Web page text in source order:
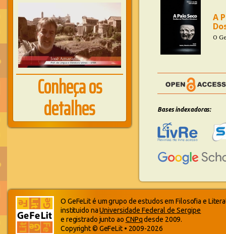
Conheça os
detalhes
A
O
Bases indexadoras:
O GeFeLit é um grupo de estudos em Filosofia e
instituido naUniversidade Federal de Sergipe
e registrado junto ao CNPqdesde 2009.
Copyright © GeFeLit • 2009-2026